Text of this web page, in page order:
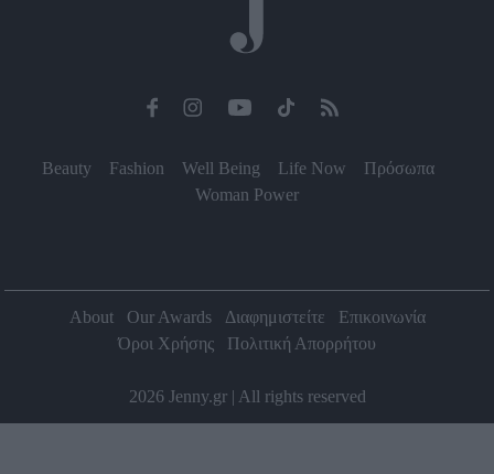
Beauty Fashion Well Being Life Now
Πρόσωπα
Woman Power
About Our Awards Διαφημιστείτε
Επικοινωνία
Όροι Χρήσης
Πολιτική Απορρήτου
2026 Jenny.gr | All rights reserved